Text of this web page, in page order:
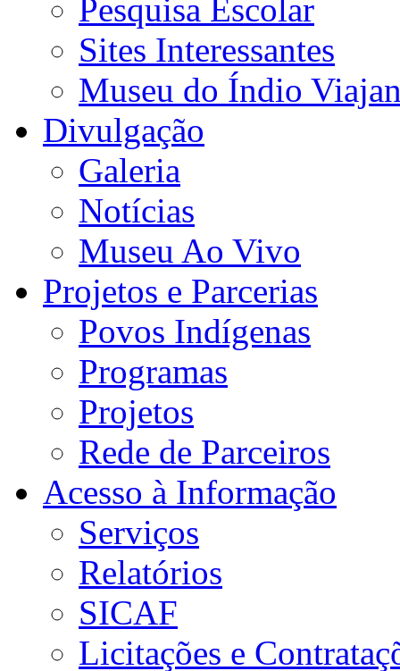
Pesquisa Escolar
Sites Interessantes
Museu do Índio
Divulgação
Galeria
Notícias
Museu Ao Vivo
Projetos e Parcerias
Povos Indígenas
Programas
Projetos
Rede de Parceiros
Acesso à Informação
Serviços
Relatórios
SICAF
Licitações e